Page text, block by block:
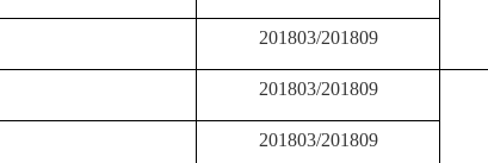
201803/201809
201803/201809
201803/201809